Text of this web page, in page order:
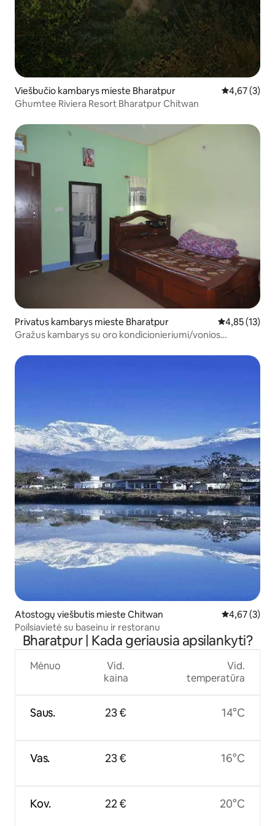
Viešbučio kambarys mieste Bharatpur Vidutinis
4,67 (3)
Ghumtee Riviera Resort Bharatpur Chitwan
Privatus kambarys mieste Bharatpur Vidutinis
4,85 (13)
Gražus kambarys su oro kondicionieriumi/vonios
Atostogų viešbutis mieste Chitwan Vidutinis
4,67 (3)
Poilsiavietė su baseinu ir restoranu
Bharatpur | Kada geriausia apsilankyti?
Mėnuo
Saus.
Vas.
Kov.
Vid.
kaina
23 €
23 €
22 €
Vid.
temperatūra
14°C
16°C
20°C